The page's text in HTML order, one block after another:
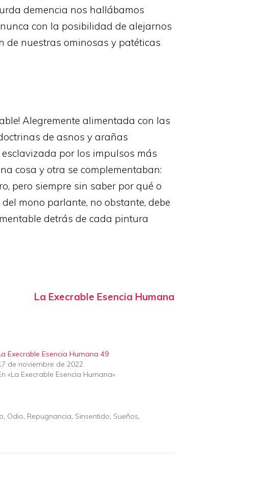
demencia nos hallábamos
con la posibilidad de alejarnos
de nuestras ominosas y patéticas
Alegremente alimentada con las
de asnos y arañas
por los impulsos más
cosa y otra se complementaban:
pero siempre sin saber por qué o
mono parlante, no obstante, debe
detrás de cada pintura
La Execrable Esencia Humana
Execrable Esencia Humana 49
de noviembre de 2022
«La Execrable Esencia Humana»
, Odio, Repugnancia, Sinsentido, Sueños,